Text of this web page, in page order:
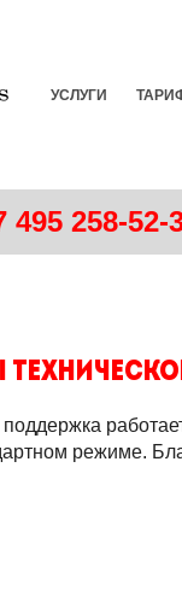
УСЛУГИ
495 258-52-
режиме.